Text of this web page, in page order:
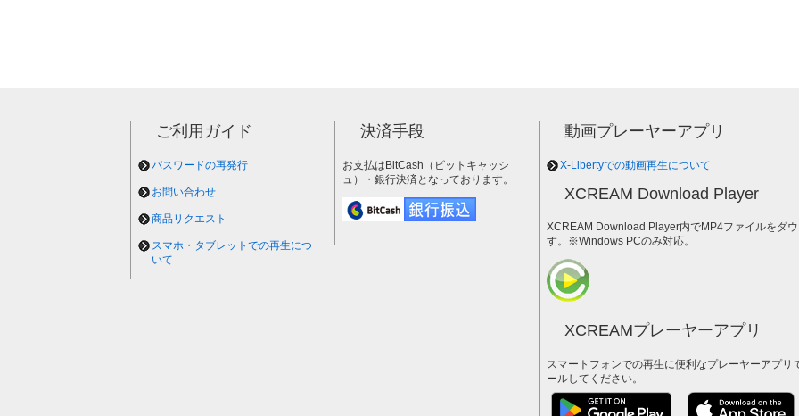
ご利用ガイド
パスワードの再発行
お問い合わせ
商品リクエスト
スマホ・タブレットでの再生につ
いて
決済手段
お支払はBitCash（ビットキャッシ
ュ）・銀行決済となっております。
動画プレーヤーアプリ
X-Libertyでの動画再生について
XCREAM Download Player
XCREAM Download Player内でMP4ファイルをダ
す。※Windows PCのみ対応。
XCREAMプレーヤーアプリ
スマートフォンでの再生に便利なプレーヤーアプリ
ールしてください。